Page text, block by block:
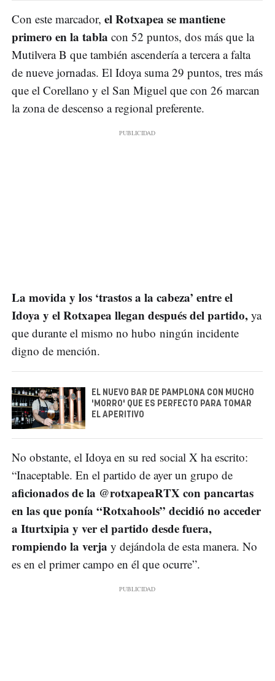
Con este marcador, el Rotxapea se mantiene
primero en la tabla con 52 puntos, dos más que la
Mutilvera B que también ascendería a tercera a falta
de nueve jornadas. El Idoya suma 29 puntos, tres más
que el Corellano y el San Miguel que con 26 marcan
la zona de descenso a regional preferente.
La movida y los ‘trastos a la cabeza’ entre el
Idoya y el Rotxapea llegan después del partido, ya
que durante el mismo no hubo ningún incidente
digno de mención.
EL NUEVO BAR DE PAMPLONA CON MUCHO
'MORRO' QUE ES PERFECTO PARA TOMAR
EL APERITIVO
No obstante, el Idoya en su red social X ha escrito:
“Inaceptable. En el partido de ayer un grupo de
aficionados de la @rotxapeaRTX con pancartas
en las que ponía “Rotxahools” decidió no acceder
a Iturtxipia y ver el partido desde fuera,
rompiendo la verja y dejándola de esta manera. No
es en el primer campo en él que ocurre”.